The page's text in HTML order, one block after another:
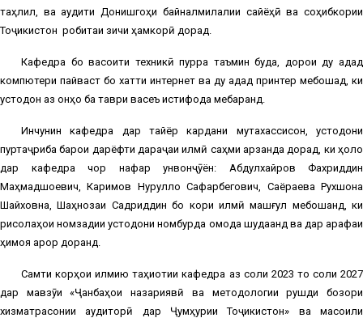
таҳлил, ва аудити Донишгоҳи байналмилалии сайёҳӣ ва соҳибкории
Тоҷикистон робитаи зичи ҳамкорӣ дорад.
Кафедра бо васоити техникӣ пурра таъмин буда, дорои ду адад
компютери пайваст бо хатти интернет ва ду адад принтер мебошад, ки
устодон аз онҳо ба таври васеъ истифода мебаранд.
Инчунин кафедра дар тайёр кардани мутахассисон, устодони
пуртаҷриба барои дарёфти дараҷаи илмӣ саҳми арзанда дорад, ки ҳоло
дар кафедра чор нафар унвонҷӯён: Абдулхайров Фахриддин
Маҳмадшоевич, Каримов Нурулло Сафарбегович, Саёраева Рухшона
Шайховна, Шаҳнозаи Садриддин бо кори илмӣ машғул мебошанд, ки
рисолаҳои номзадии устодони номбурда омода шудаанд ва дар арафаи
ҳимоя қарор доранд.
Самти корҳои илмию таҳқиқотии кафедра аз соли 2023 то соли 2027
дар мавзӯи «Ҷанбаҳои назариявӣ ва методологии рушди бозори
хизматрасонии аудиторӣ дар Ҷумҳурии Тоҷикистон» ва масоили